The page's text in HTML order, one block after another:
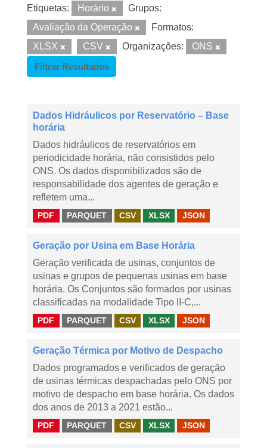
Etiquetas: Horário
Grupos:
Avaliação da Operação
Formatos:
XLSX
CSV Organizações:
ONS
Filtrar Resultados
Dados Hidráulicos por Reservatório – Base
horária
Dados hidráulicos de reservatórios em
periodicidade horária, não consistidos pelo
ONS. Os dados disponibilizados são de
responsabilidade dos agentes de geração e
refletem uma...
PDF PARQUET CSV XLSX JSON
Geração por Usina em Base Horária
Geração verificada de usinas, conjuntos de
usinas e grupos de pequenas usinas em base
horária. Os Conjuntos são formados por usinas
classificadas na modalidade Tipo II-C,...
PDF PARQUET CSV XLSX JSON
Geração Térmica por Motivo de Despacho
Dados programados e verificados de geração
de usinas térmicas despachadas pelo ONS por
motivo de despacho em base horária. Os dados
dos anos de 2013 a 2021 estão...
PDF PARQUET CSV XLSX JSON